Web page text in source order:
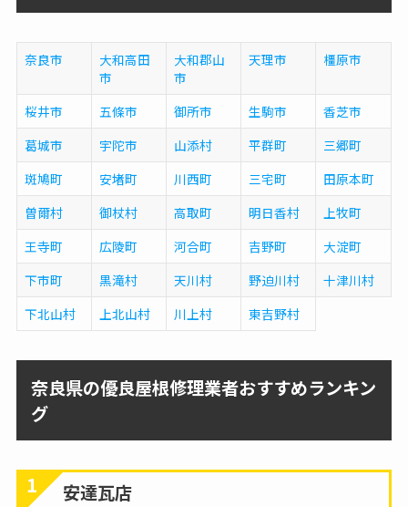
奈良市
大和高田
市
大和郡山
市
天理市 橿原市
桜井市 五條市 御所市 生駒市
香芝市
葛城市
宇陀市 山添村 平群町
三郷町
斑鳩町
安堵町 川西町 三宅町
田原本町
曽爾村
御杖村 高取町 明日香村
上牧町
王寺町
広陵町 河合町 吉野町
大淀町
下市町
黒滝村 天川村 野迫川村
十津川村
下北山村
上北山村 川上村 東吉野村
奈良県の優良屋根修理業者おすすめランキン
グ
1 安達瓦店